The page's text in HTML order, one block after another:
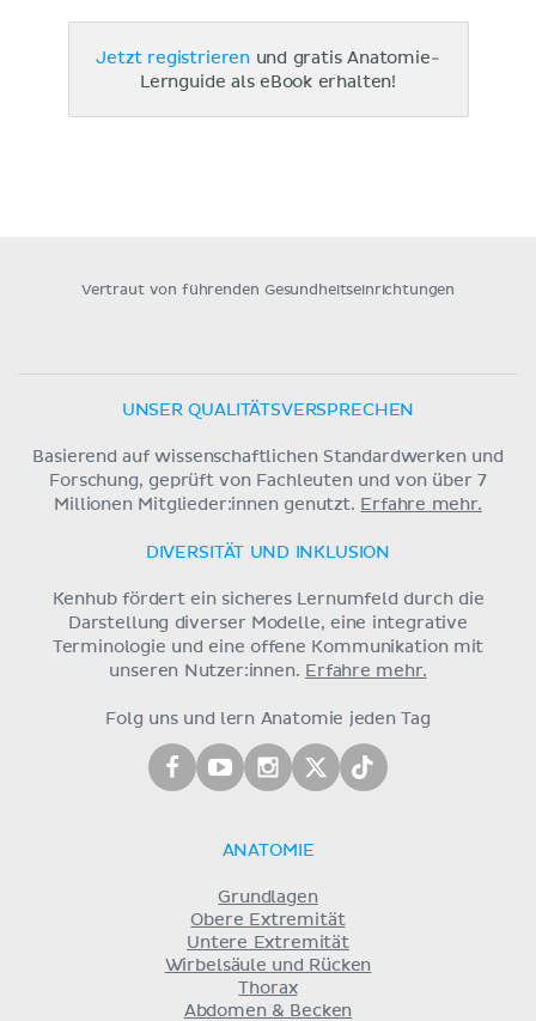
Jetzt registrieren und gratis Anatomie-
Lernguide als eBook erhalten!
Vertraut von führenden Gesundheitseinrichtungen
UNSER QUALITÄTSVERSPRECHEN
Basierend auf wissenschaftlichen Standardwerken und
Forschung, geprüft von Fachleuten und von über 7
Millionen Mitglieder:innen genutzt. Erfahre mehr.
DIVERSITÄT UND INKLUSION
Kenhub fördert ein sicheres Lernumfeld durch die
Darstellung diverser Modelle, eine integrative
Terminologie und eine offene Kommunikation mit
unseren Nutzer:innen. Erfahre mehr.
Folg uns und lern Anatomie jeden Tag
ANATOMIE
Grundlagen
Obere Extremität
Untere Extremität
Wirbelsäule und Rücken
Thorax
Abdomen & Becken